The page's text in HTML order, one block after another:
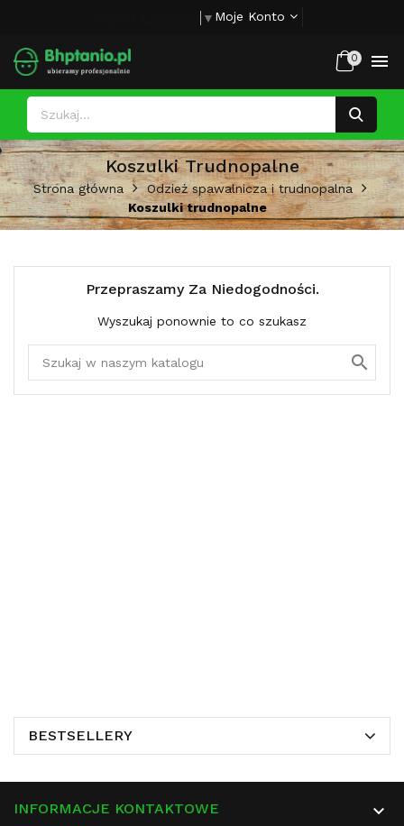
▼ Moje Konto
0 
Koszulki Trudnopalne
Strona główna
Odzież spawalnicza i trudnopalna
Koszulki trudnopalne
Przepraszamy Za Niedogodności.
Wyszukaj ponownie to co szukasz

BESTSELLERY
INFORMACJE KONTAKTOWE 